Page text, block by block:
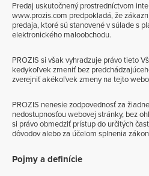
Predaj uskutočnený prostredníctvom
www.prozis.com predpokladá, že
predaja, ktoré sú stanovené v súlade s
elektronického maloobchodu.
PROZIS si však vyhradzuje právo tieto
kedykoľvek zmeniť bez
zverejniť akékoľvek zmeny na tejto
PROZIS nenesie zodpovednosť za
nedostupnosťou webovej stránky, bez
si právo obmedziť prístup do určitých
dôvodov alebo za účelom splnenia
Pojmy a definície